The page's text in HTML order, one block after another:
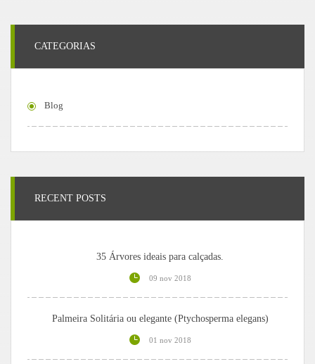
CATEGORIAS
Blog
RECENT POSTS
35 Árvores ideais para calçadas.
09 nov 2018
Palmeira Solitária ou elegante (Ptychosperma elegans)
01 nov 2018